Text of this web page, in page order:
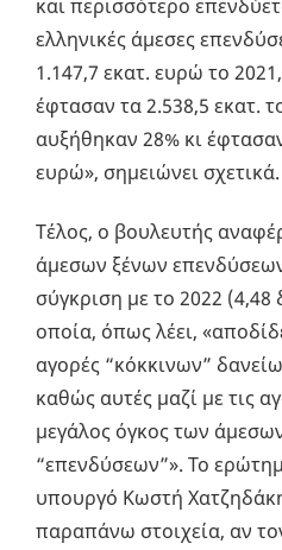
και περισσότερο
ελληνικές άμεσες
1.147,7 εκατ. ευρώ το
έφτασαν τα 2.538,5 εκατ.
αυξήθηκαν 28% κι
ευρώ», σημειώνει σχετικά.
Τέλος, ο βουλευτής
άμεσων ξένων
σύγκριση με το 2022 (4,48
οποία, όπως λέει,
αγορές “κόκκινων”
καθώς αυτές μαζί με τις
μεγάλος όγκος των
“επενδύσεων”». Το
υπουργό Κωστή
παραπάνω στοιχεία, αν